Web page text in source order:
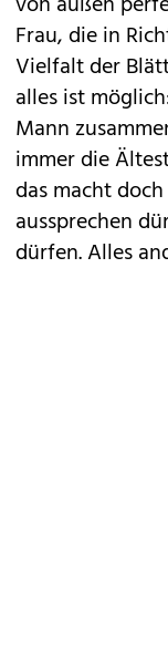
Frau, die in
Vielfalt der
alles ist
Mann
immer die
das macht
aussprechen
dürfen. Alles